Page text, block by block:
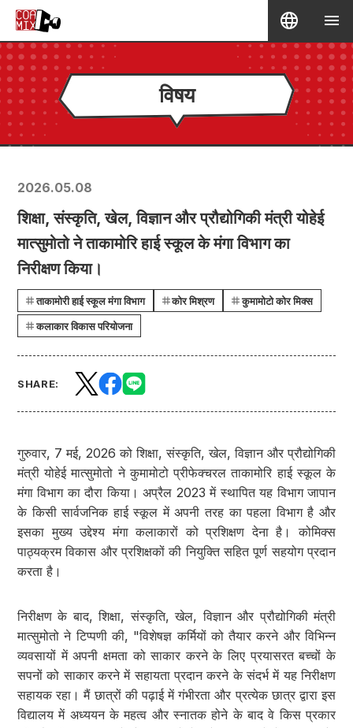
विषय
2026.05.08
शिक्षा, संस्कृति, खेल, विज्ञान और प्रौद्योगिकी मंत्री योहेई
मात्सुमोतो ने ताकामोरि हाई स्कूल के मंगा विभाग का
निरीक्षण किया।
ताकामोरी हाई स्कूल मंगा विभाग कोर मिश्रण
कुमामोटो कोर मिक्स
कलाकार विकास परियोजना
SHARE:
गुरुवार, 7 मई, 2026 को शिक्षा, संस्कृति, खेल, विज्ञान और प्रौद्योगिकी
मंत्री योहेई मात्सुमोतो ने कुमामोटो प्रीफेक्चरल ताकामोरि हाई स्कूल के
मंगा विभाग का दौरा किया। अप्रैल 2023 में स्थापित यह विभाग जापान
के किसी सार्वजनिक हाई स्कूल में अपनी तरह का पहला विभाग है और
इसका मुख्य उद्देश्य मंगा कलाकारों को प्रशिक्षण देना है। कोमिक्स
पाठ्यक्रम विकास और प्रशिक्षकों की नियुक्ति सहित पूर्ण सहयोग प्रदान
करता है।
निरीक्षण के बाद, शिक्षा, संस्कृति, खेल, विज्ञान और प्रौद्योगिकी मंत्री
मात्सुमोतो ने टिप्पणी की, "विशेषज्ञ कर्मियों को तैयार करने और विभिन्न
व्यवसायों में अपनी क्षमता को साकार करने के लिए प्रयासरत बच्चों के
सपनों को साकार करने में सहायता प्रदान करने के संदर्भ में यह निरीक्षण
सहायक रहा। मैं छात्रों की पढ़ाई में गंभीरता और प्रत्येक छात्र द्वारा इस
विद्यालय में अध्ययन के महत्व और स्नातक होने के बाद वे किस प्रकार